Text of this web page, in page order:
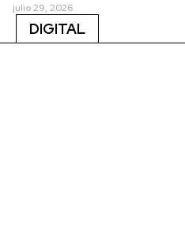
julio 29, 2026
DIGITAL